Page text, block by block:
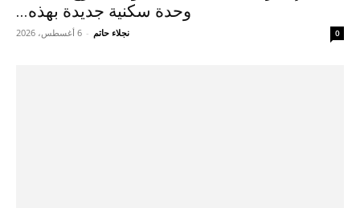
وحدة سكنية جديدة بهذه...
نجلاء حاتم - 6 أغسطس، 2026 0